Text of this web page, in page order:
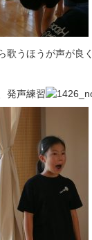
歌うほうが声が良
発声練習